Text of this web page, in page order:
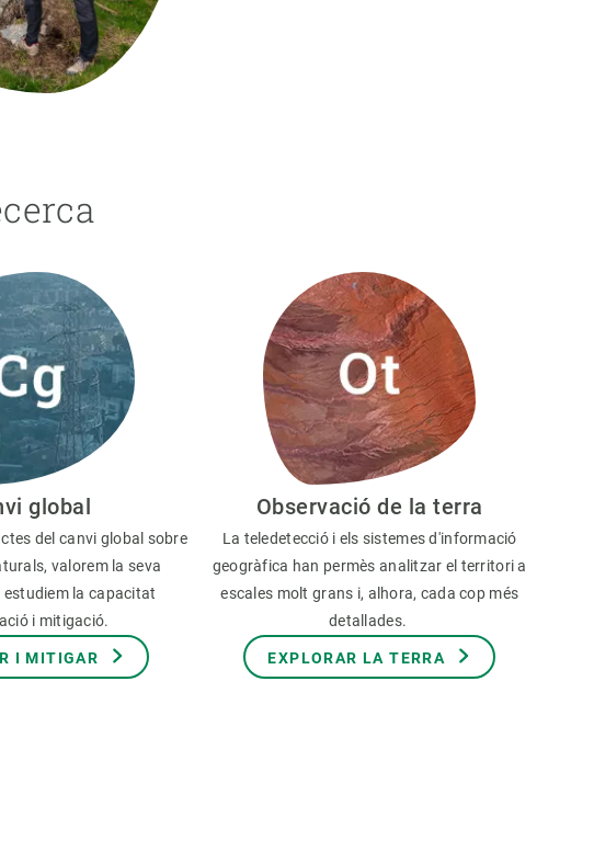
global
del canvi global sobre
valorem la seva
la capacitat
i mitigació.
I MITIGAR
Observació de la terra
La teledetecció i els sistemes d'informació
geogràfica han permès analitzar el territori a
escales molt grans i, alhora, cada cop més
detallades.
EXPLORAR LA TERRA
i doctorat
HRS4R